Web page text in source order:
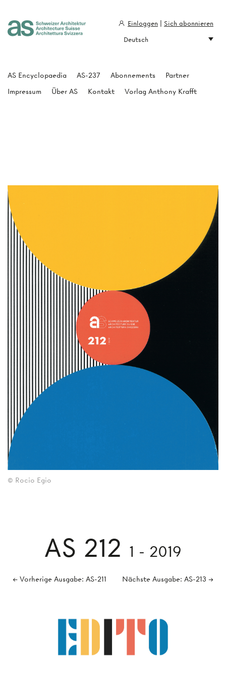
© Rocio Egio
AS 212 1 - 2019
← Vorherige Ausgabe: AS-211 Nächste Ausgabe: AS-213 →
AS Encyclopaedia AS-237 Abonnements
Partner
Impressum
Über AS Kontakt Vorlag Anthony Krafft
Einloggen
Sich abonnieren
Deutsch